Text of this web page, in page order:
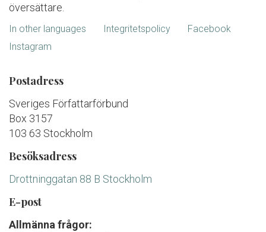
översättare.
In other languages Integritetspolicy
Facebook
Instagram
Postadress
Sveriges Författarförbund
Box 3157
103 63 Stockholm
Besöksadress
Drottninggatan 88 B Stockholm
E-post
Allmänna frågor: